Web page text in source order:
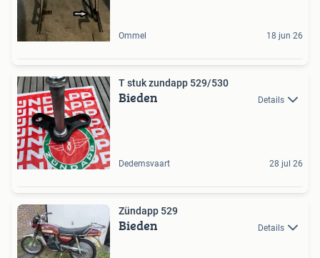
Ommel 18 jun 26
T stuk zundapp 529/530
Bieden Details
Dedemsvaart 28 jul 26
Zündapp 529
Bieden Details